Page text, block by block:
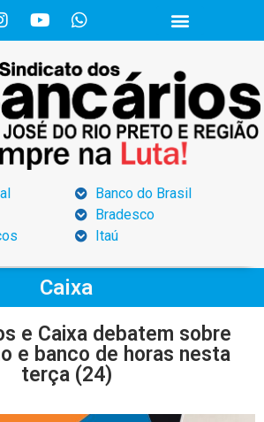
Banco do Brasil
Bradesco
Itaú
Caixa
e Caixa debatem sobre
e banco de horas nesta
terça (24)